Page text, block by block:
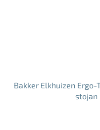
Bakker Elkhuizen
stojan